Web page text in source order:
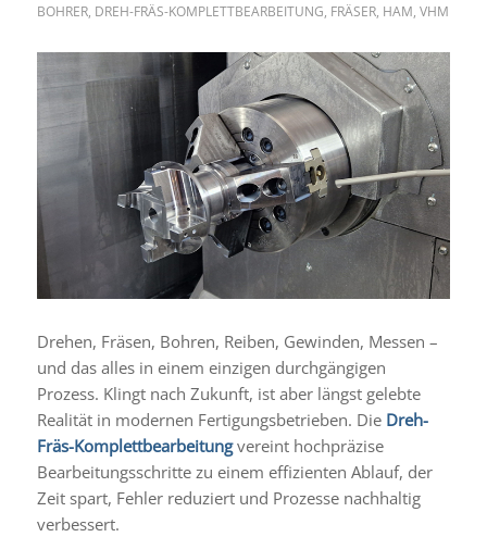
BOHRER, DREH-FRÄS-KOMPLETTBEARBEITUNG, FRÄSER, HAM, VHM
Drehen, Fräsen, Bohren, Reiben, Gewinden, Messen –
und das alles in einem einzigen durchgängigen
Prozess. Klingt nach Zukunft, ist aber längst gelebte
Realität in modernen Fertigungsbetrieben. Die Dreh-
Fräs-Komplettbearbeitungvereint hochpräzise
Bearbeitungsschritte zu einem effizienten Ablauf, der
Zeit spart, Fehler reduziert und Prozesse nachhaltig
verbessert.